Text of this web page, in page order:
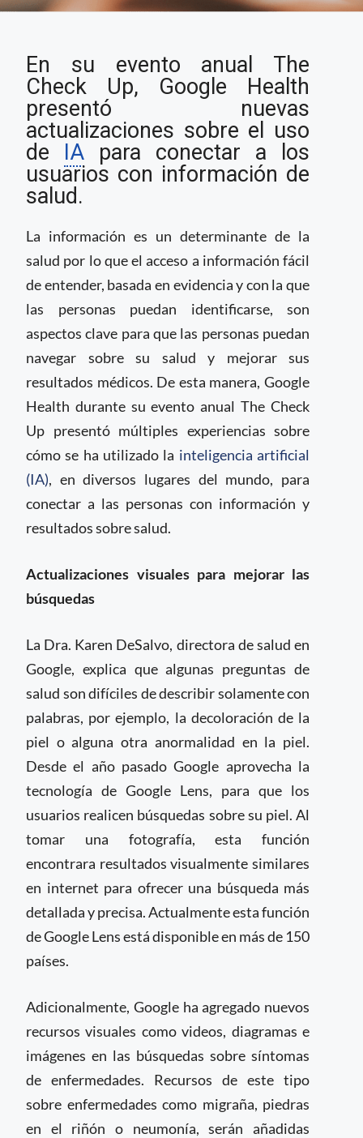
presenta nuevos
avances en IA durante
evento The Check Up
En su evento anual The
Check Up, Google Health
presentó nuevas
actualizaciones sobre el uso
de IA para conectar a los
usuarios con información de
salud.
La información es un determinante de la
salud por lo que el acceso a información fácil
de entender, basada en evidencia y con la que
las personas puedan identificarse, son
aspectos clave para que las personas puedan
navegar sobre su salud y mejorar sus
resultados médicos. De esta manera, Google
Health durante su evento anual The Check
Up presentó múltiples experiencias sobre
cómo se ha utilizado la inteligencia artificial
(IA), en diversos lugares del mundo, para
conectar a las personas con información y
resultados sobre salud.
Actualizaciones visuales para mejorar las
búsquedas
La Dra. Karen DeSalvo, directora de salud en
Google, explica que algunas preguntas de
salud son difíciles de describir solamente con
palabras, por ejemplo, la decoloración de la
piel o alguna otra anormalidad en la piel.
Desde el año pasado Google aprovecha la
tecnología de Google Lens, para que los
usuarios realicen búsquedas sobre su piel. Al
tomar una fotografía, esta función
encontrara resultados visualmente similares
en internet para ofrecer una búsqueda más
detallada y precisa. Actualmente esta función
de Google Lens está disponible en más de 150
países.
Adicionalmente, Google ha agregado nuevos
recursos visuales como videos, diagramas e
imágenes en las búsquedas sobre síntomas
de enfermedades. Recursos de este tipo
sobre enfermedades como migraña, piedras
en el riñón o neumonía, serán añadidas